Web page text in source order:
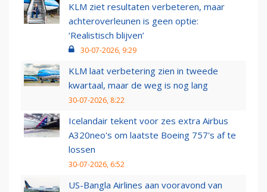
KLM ziet resultaten verbeteren, maar
achteroverleunen is geen optie:
‘Realistisch blijven’
30-07-2026, 9:29
KLM laat verbetering zien in tweede
kwartaal, maar de weg is nog lang
30-07-2026, 8:22
Icelandair tekent voor zes extra Airbus
A320neo's om laatste Boeing 757's af te
lossen
30-07-2026, 6:52
US-Bangla Airlines aan vooravond van